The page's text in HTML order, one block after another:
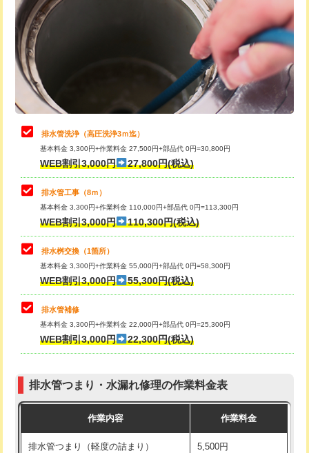
給水管工事※（ライニング鋼管・銅
管・ポリ管・HT管使用/3ｍ超え)
+8,800円
排水管工事（土の掘削・埋め戻し作
業）
11,000円~
排水管工事（排水管工事/3ｍまで） 55,000円
排水管工事（追加 排水管工事/3ｍ超
え）
マス交換（土の掘削・埋め戻し作業）
マス交換（深さ50㎝未満）
マス交換（深さ50㎝以上） 66,000円
コンクリート斫り（厚さ10㎝まで）
コンクリート斫り（厚さ10㎝超え）
モルタル補修（厚さ10㎝まで）
モルタル補修（厚さ10㎝超え）
追加人工 16,500円
現場見積
カメラ調査 33,000円
桝清掃 8,800円
止水・漏水調査・防水処理・清掃・修
理・調整・分解・加工など（軽作業）
11,000円
止水・漏水調査・防水処理・清掃・修
理・調整・分解・加工など（中作業）
22,000円
止水・漏水調査・防水処理・清掃・修
理・調整・分解・加工など（重作業）
33,000円
その他部品の脱着
交換・取付（タンク） 22,000円+材料費
交換・取付(単水栓（壁付・デッキ
式）)
交換・取付(混合水栓（壁付・デッキ
式・ワンホール）)
16,500円+材料費
交換・取付(排水栓・排水トラップ
交換・取付（その他部品） 11,000円+材料費
持込商品取付（単水栓） 13,200円
持込商品取付（混合水栓） 16,500円
排水管洗浄（高圧洗浄3ｍ迄）
基本料金 3,300円+作業料金 27,500円+部品代 0円=30,800円
WEB割引3,000円 27,800円(税込)
排水管工事（8ｍ）
基本料金 3,300円+作業料金 110,000円+部品代 0円=113,300円
WEB割引3,000円 110,300円(税込)
排水桝交換（1箇所）
基本料金 3,300円+作業料金 55,000円+部品代 0円=58,300円
WEB割引3,000円 55,300円(税込)
排水管補修
基本料金 3,300円+作業料金 22,000円+部品代 0円=25,300円
WEB割引3,000円 22,300円(税込)
排水管つまり・水漏れ修理の作業料金表
作業内容 作業料金
排水管つまり（軽度の詰まり） 5,500円